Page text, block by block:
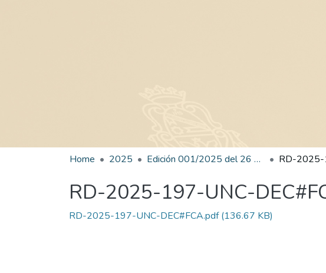
Home 2025 Edición 001/2025 del 26 de mayo de 2025
RD-2025-197-UNC-
RD-2025-197-UNC-DEC#FCA.pdf(136.67 KB)